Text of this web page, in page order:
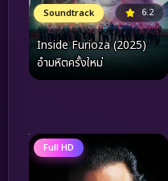
Soundtrack 6.2
Inside Furioza (2025)
อำมหิตครั้งใหม่
Full HD